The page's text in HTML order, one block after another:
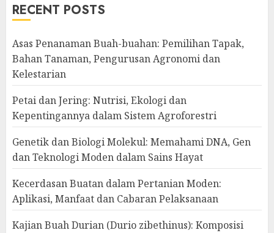
RECENT POSTS
Asas Penanaman Buah-buahan: Pemilihan Tapak,
Bahan Tanaman, Pengurusan Agronomi dan
Kelestarian
Petai dan Jering: Nutrisi, Ekologi dan
Kepentingannya dalam Sistem Agroforestri
Genetik dan Biologi Molekul: Memahami DNA, Gen
dan Teknologi Moden dalam Sains Hayat
Kecerdasan Buatan dalam Pertanian Moden:
Aplikasi, Manfaat dan Cabaran Pelaksanaan
Kajian Buah Durian (Durio zibethinus): Komposisi